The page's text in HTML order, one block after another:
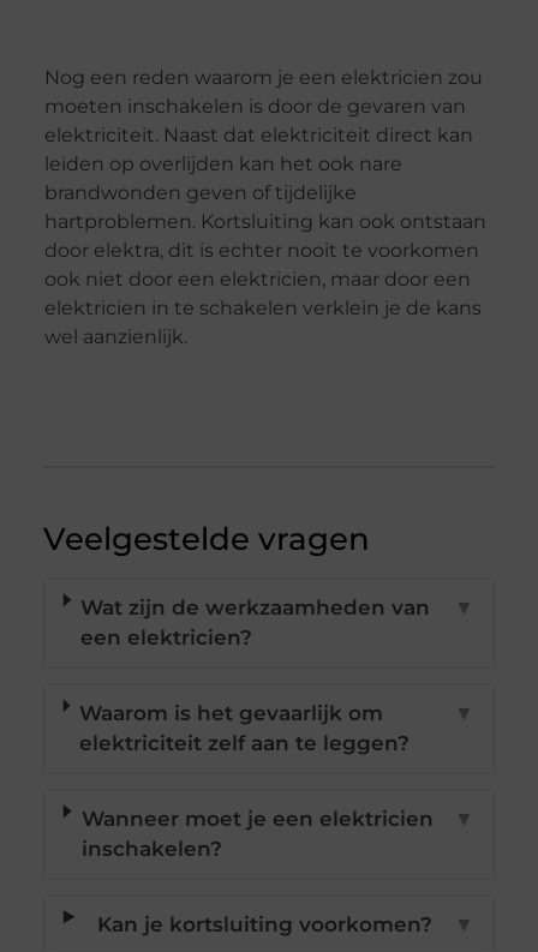
Nog een reden waarom je een elektricien zou
moeten inschakelen is door de gevaren van
elektriciteit. Naast dat elektriciteit direct kan
leiden op overlijden kan het ook nare
brandwonden geven of tijdelijke
hartproblemen. Kortsluiting kan ook ontstaan
door elektra, dit is echter nooit te voorkomen
ook niet door een elektricien, maar door een
elektricien in te schakelen verklein je de kans
wel aanzienlijk.
Veelgestelde vragen
Wat zijn de werkzaamheden van
een elektricien?
▼
Waarom is het gevaarlijk om
elektriciteit zelf aan te leggen?
▼
Wanneer moet je een elektricien
inschakelen?
▼
Kan je kortsluiting voorkomen? ▼